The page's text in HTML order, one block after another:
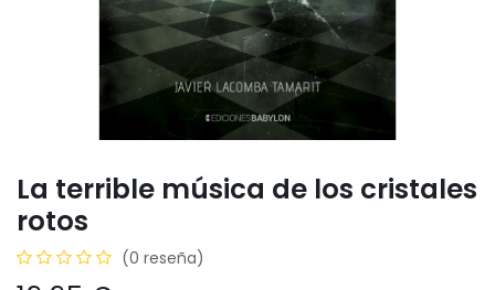
La terrible música de los cristales
rotos
(0 reseña)